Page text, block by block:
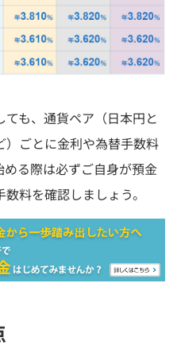
も、通貨ペア（日本円と
ごとに金利や為替手数料
る際は必ずご自身が預金
料を確認しましょう。